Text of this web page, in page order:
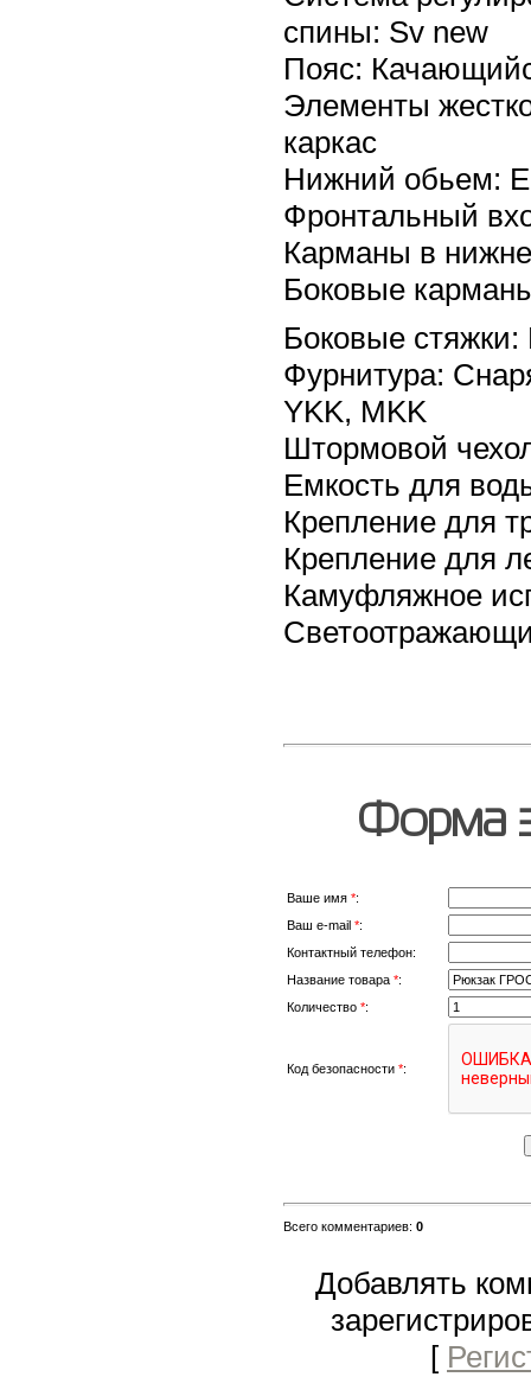
спины: Sv new
Пояс:
Элементы
каркас
Нижний обьем:
Фронтальный
Карманы в
Боковые
Боковые стяжки:
Фурнитура:
YKK, MKK
Штормовой
Емкость для
Крепление для
Крепление для
Камуфляжное
Форма
Ваше имя *:
Ваш e-mail *:
Контактный телефон:
Название товара *:
Количество *:
Код безопасности *:
Всего комментариев: 0
Добавлять
[